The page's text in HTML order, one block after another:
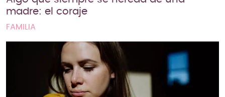
madre: el coraje
FAMILIA